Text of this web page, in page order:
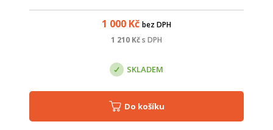
1 000 Kč bez DPH
1 210 Kčs DPH
SKLADEM
Do košíku